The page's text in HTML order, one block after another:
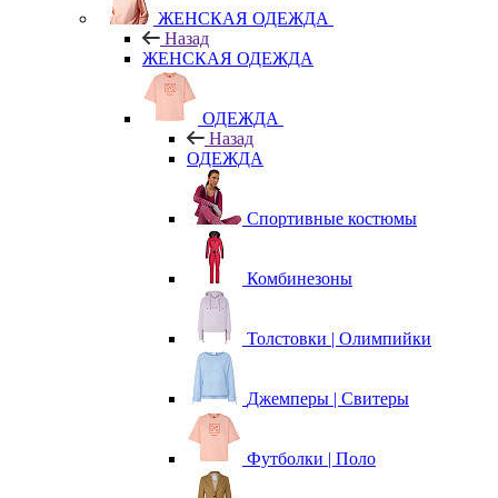
ЖЕНСКАЯ ОДЕЖДА
Назад
ЖЕНСКАЯ ОДЕЖДА
ОДЕЖДА
Назад
ОДЕЖДА
Спортивные костюмы
Комбинезоны
Толстовки | Олимпийки
Джемперы | Свитеры
Футболки | Поло